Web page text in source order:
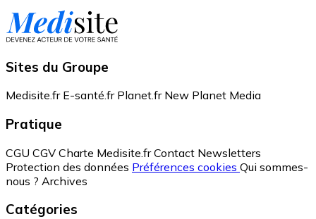
Sites du Groupe
Medisite.fr E-santé.fr Planet.fr New Planet Media
Pratique
CGU CGV Charte Medisite.fr Contact Newsletters
Protection des données Préférences cookies Qui sommes-
nous ? Archives
Catégories